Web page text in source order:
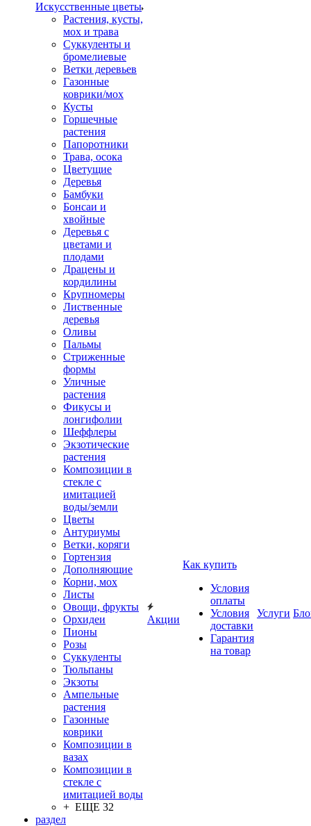
Искусственные цветы
Растения, кусты,
мох и трава
Суккуленты и
бромелиевые
Ветки деревьев
Газонные
коврики/мох
Кусты
Горшечные
растения
Папоротники
Трава, осока
Цветущие
Деревья
Бамбуки
Бонсаи и
хвойные
Деревья с
цветами и
плодами
Драцены и
кордилины
Крупномеры
Лиственные
деревья
Оливы
Пальмы
Стриженные
формы
Уличные
растения
Фикусы и
лонгифолии
Шеффлеры
Экзотические
растения
Композиции в
стекле с
имитацией
воды/земли
Цветы
Антуриумы
Ветки, коряги
Гортензия
Дополняющие
Корни, мох
Листы
Овощи, фрукты
Орхидеи
Пионы
Розы
Суккуленты
Тюльпаны
Экзоты
Ампельные
растения
Газонные
коврики
Композиции в
вазах
Композиции в
стекле с
имитацией воды
+ ЕЩЕ 32
раздел
Акции
Как купить
Условия
оплаты
Условия
доставки
Гарантия
на товар
Услуги